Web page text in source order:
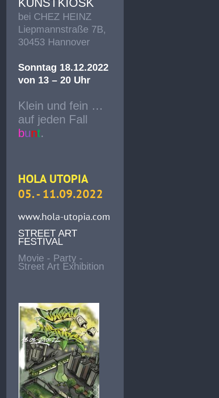
bei CHEZ HEINZ
Liepmannstraße 7B,
30453 Hannover
Sonntag 18.12.2022
von 13 – 20 Uhr
Klein und fein …
auf jeden Fall
bunt.
HOLA UTOPIA
05. - 11.09.2022
www.hola-utopia.com
STREET ART
FESTIVAL
Movie - Party -
Street Art Exhibition